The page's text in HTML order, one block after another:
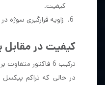
کیفیت.
زاویه قرارگیری سوژه
کیفیت در مقابل
ترکیب 6 فاکتور
در حالی که تراکم